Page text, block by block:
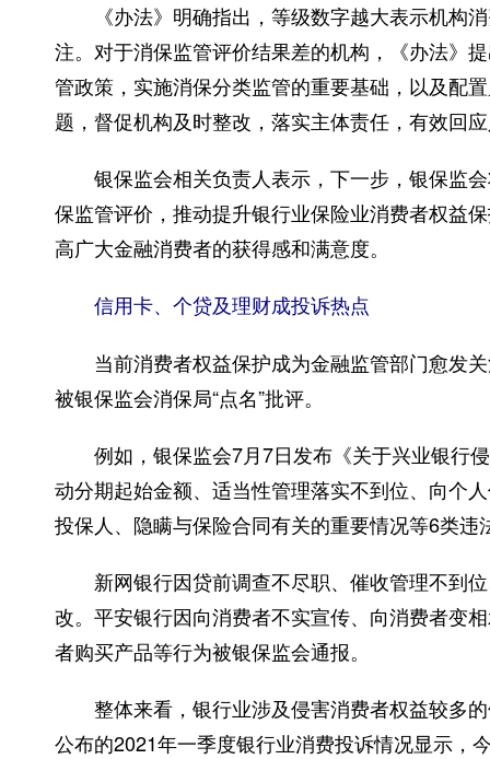
《办法》明确指出，等级数字越大表示机构消
注。对于消保监管评价结果差的机构，《办法》
管政策，实施消保分类监管的重要基础，以及配
题，督促机构及时整改，落实主体责任，有效回
银保监会相关负责人表示，下一步，银保监会
保监管评价，推动提升银行业保险业消费者权益
高广大金融消费者的获得感和满意度。
信用卡、个贷及理财成投诉热点
当前消费者权益保护成为金融监管部门愈发关
被银保监会消保局“点名”批评。
例如，银保监会7月7日发布《关于兴业银行
动分期起始金额、适当性管理落实不到位、向个
投保人、隐瞒与保险合同有关的重要情况等6类违
新网银行因贷前调查不尽职、催收管理不到位
改。平安银行因向消费者不实宣传、向消费者变
者购买产品等行为被银保监会通报。
整体来看，银行业涉及侵害消费者权益较多的
公布的2021年一季度银行业消费投诉情况显示，